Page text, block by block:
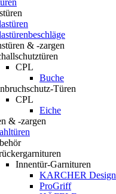
& -zargen
CPL
Buche
Türen
CPL
Eiche
& -zargen
Innentür-Garnituren
KARCHER Design
ProGriff